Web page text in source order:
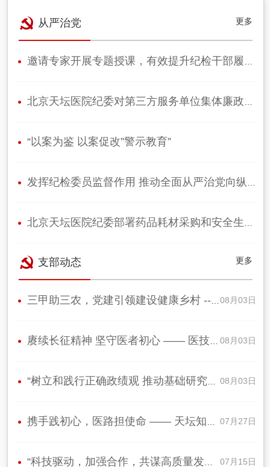
更多
从严治党
邀请专家开展专题授课，有效提升纪检干部履职能力——北京天坛医院2024年第一…
北京天坛医院纪委对第三方服务单位集体廉政谈话
“以案为鉴 以案促改”警示教育”
发挥纪检委员监督作用 推动全面从严治党向纵深发展 ——北京天坛医院202…
北京天坛医院纪委部署药品耗材采购和安全生产专项整治工作监督方案
更多
支部动态
08月03日
三甲助三农，党建引领建设健康乡村 --北京天坛医院多…
08月03日
赓续长征精神 坚守医者初心 —— 医技科…
08月03日
“树立和践行正确政绩观 推动基础研究创新发展” ——…
07月27日
携手践初心，医路担使命 —— 天坛知联会、外科党总支部…
07月15日
“科技驱动，加强合作，共谋高质量发展”——中国社会科…